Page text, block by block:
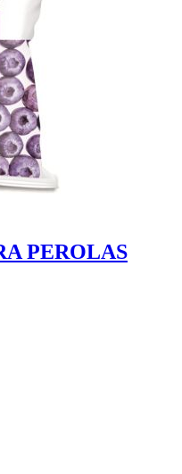
PEROLAS